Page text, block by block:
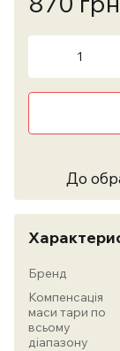
До
Бренд
Компенсація
маси тари по
всьому
діапазону